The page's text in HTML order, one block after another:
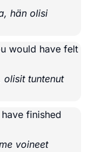
hän olisi
would have felt
tuntenut
finished
voineet